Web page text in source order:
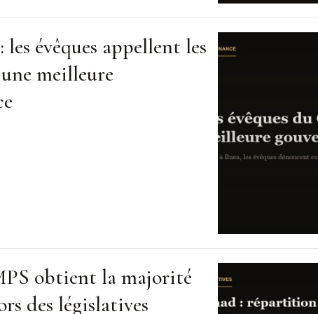
évêques appellent les
meilleure
obtient la majorité
des législatives